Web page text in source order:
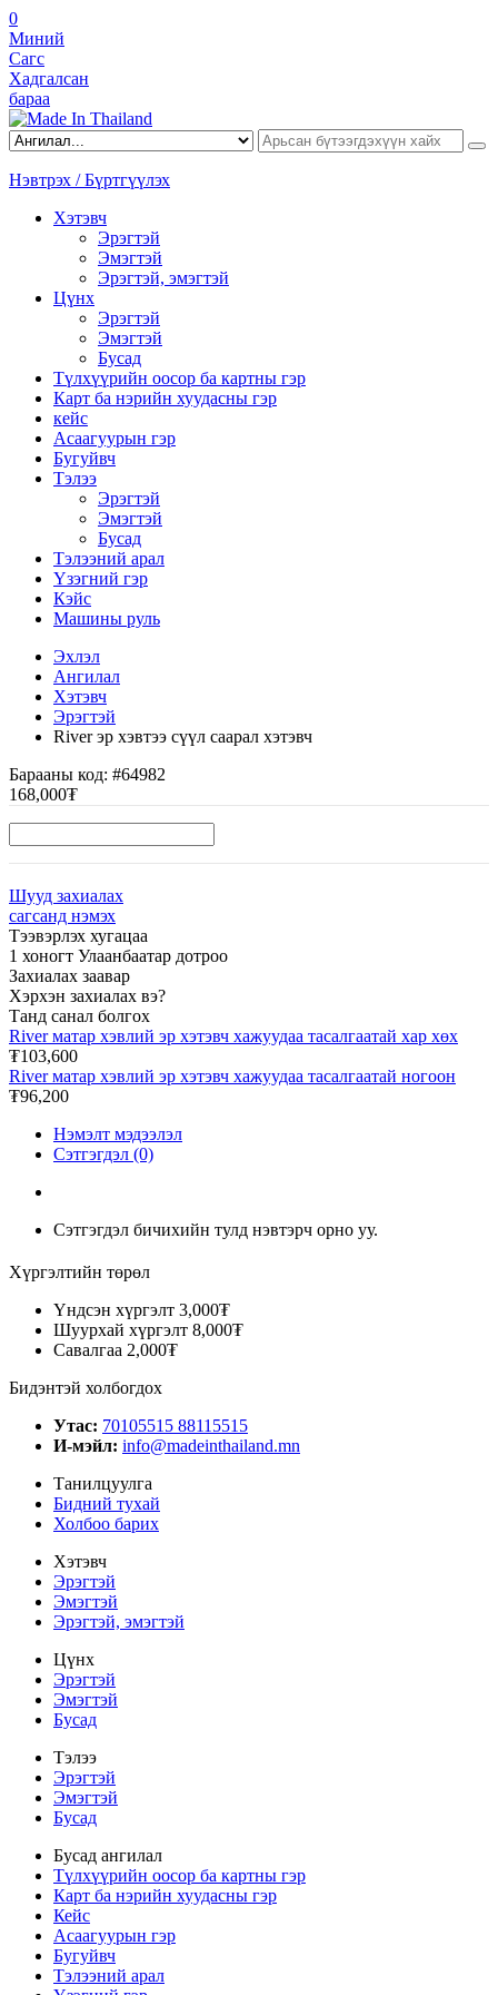
0
Миний
Сагс
Хадгалсан
бараа
Нэвтрэх / Бүртгүүлэх
Хэтэвч
Эрэгтэй
Эмэгтэй
Эрэгтэй, эмэгтэй
Цүнх
Эрэгтэй
Эмэгтэй
Бусад
Түлхүүрийн оосор ба картны гэр
Карт ба нэрийн хуудасны гэр
кейс
Асаагуурын гэр
Бугуйвч
Тэлээ
Эрэгтэй
Эмэгтэй
Бусад
Тэлээний арал
Үзэгний гэр
Кэйс
Машины руль
Эхлэл
Ангилал
Хэтэвч
Эрэгтэй
River эр хэвтээ сүүл саарал хэтэвч
Барааны код: #64982
168,000₮
Шууд захиалах
сагсанд нэмэх
Тээвэрлэх хугацаа
1 хоногт Улаанбаатар дотроо
Захиалах заавар
Хэрхэн захиалах вэ?
Танд санал болгох
River матар хэвлий эр хэтэвч хажуудаа тасалгаатай хар хөх
₮103,600
River матар хэвлий эр хэтэвч хажуудаа тасалгаатай ногоон
₮96,200
Нэмэлт мэдээлэл
Сэтгэгдэл (0)
Сэтгэгдэл бичихийн тулд нэвтэрч орно уу.
Хүргэлтийн төрөл
Үндсэн хүргэлт 3,000₮
Шуурхай хүргэлт 8,000₮
Савалгаа 2,000₮
Бидэнтэй холбогдох
Утас: 70105515 88115515
И-мэйл: info@madeinthailand.mn
Танилцуулга
Бидний тухай
Холбоо барих
Хэтэвч
Эрэгтэй
Эмэгтэй
Эрэгтэй, эмэгтэй
Цүнх
Эрэгтэй
Эмэгтэй
Бусад
Тэлээ
Эрэгтэй
Эмэгтэй
Бусад
Бусад ангилал
Түлхүүрийн оосор ба картны гэр
Карт ба нэрийн хуудасны гэр
Кейс
Асаагуурын гэр
Бугуйвч
Тэлээний арал